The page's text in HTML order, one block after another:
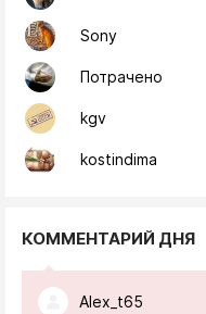
Sony
Потрачено
kgv
kostindima
КОММЕНТАРИЙ ДНЯ
Alex_t65